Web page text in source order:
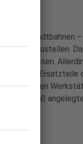
neuen Stadtbahnen
fertigzustellen.
müssen.
weniger Ersatzteile
in den
bei der groß